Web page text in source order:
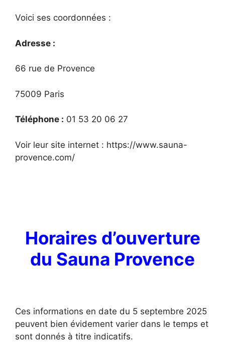
Voici ses coordonnées :
Adresse :
66 rue de Provence
75009 Paris
Téléphone : 01 53 20 06 27
Voir leur site internet : https://www.sauna-
provence.com/
Horaires d’ouverture
du Sauna Provence
Ces informations en date du 5 septembre 2025
peuvent bien évidement varier dans le temps et
sont donnés à titre indicatifs.